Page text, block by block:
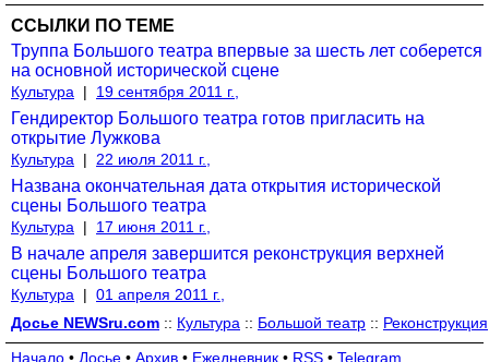
ССЫЛКИ ПО ТЕМЕ
Труппа Большого театра впервые за шесть лет соберется
на основной исторической сцене
Культура | 19 сентября 2011 г.,
Гендиректор Большого театра готов пригласить на
открытие Лужкова
Культура | 22 июля 2011 г.,
Названа окончательная дата открытия исторической
сцены Большого театра
Культура | 17 июня 2011 г.,
В начале апреля завершится реконструкция верхней
сцены Большого театра
Культура | 01 апреля 2011 г.,
Досье NEWSru.com :: Культура :: Большой театр :: Реконструкция
Начало • Досье • Архив • Ежедневник • RSS • Telegram